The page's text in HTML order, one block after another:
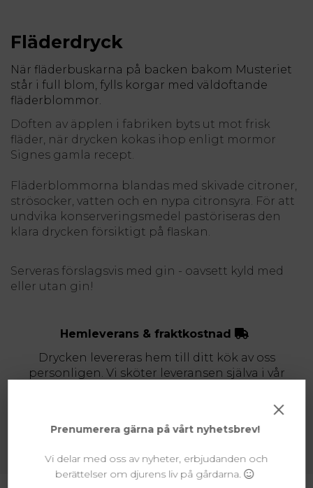
Fläderdryck
När fläderbuskarna på backen bakom Musteriet
står i full blom, fylls korgar med väldoftande
fläderblommor.
Doften av äpplen i fabriken byts ut mot frisk
fläder, när drycken kokas ihop enligt mormor
Signes gamla recept.
Fläderblommorna blandas med skivade citroner,
strösocker, vatten och en nypa citronsyra. För att
undvika konserveringsmedel pastöriseras den
klara drycken försiktigt på flaskan.
Serveras förslagsvis med gin - oavsett kyld med
eller utan gin!
Hemleverans & fraktkostnad
Drycken levereras hem till ditt kök av oss
personligen. Vi sköter leveransen själva i vår
FRI HEMLEVERANS INOM SKÅNES GRÄNSER!×
Prenumerera gärna på vårt nyhetsbrev!
Vi delar med oss av nyheter, erbjudanden och
berättelser om djurens liv på gårdarna.